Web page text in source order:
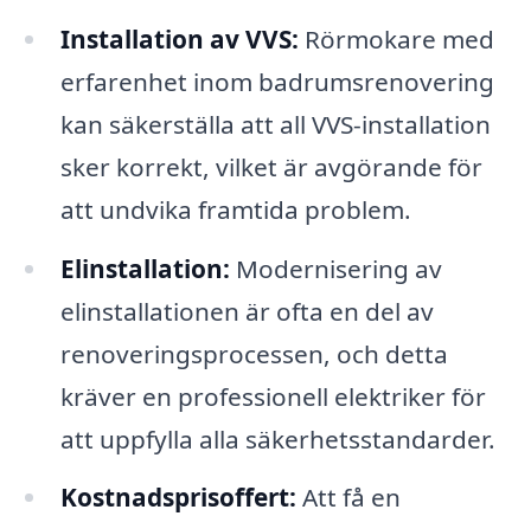
Installation av VVS: Rörmokare med
erfarenhet inom badrumsrenovering
kan säkerställa att all VVS-installation
sker korrekt, vilket är avgörande för
att undvika framtida problem.
Elinstallation: Modernisering av
elinstallationen är ofta en del av
renoveringsprocessen, och detta
kräver en professionell elektriker för
att uppfylla alla säkerhetsstandarder.
Kostnadsprisoffert: Att få en